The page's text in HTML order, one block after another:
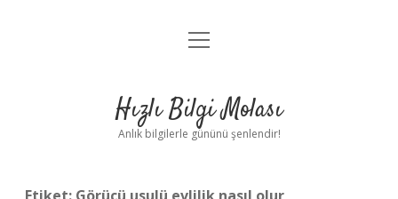
Anasayfa
Yasal Uyarı
menüyü
Hızlı Bilgi Molası
Anlık bilgilerle gününü şenlendir!